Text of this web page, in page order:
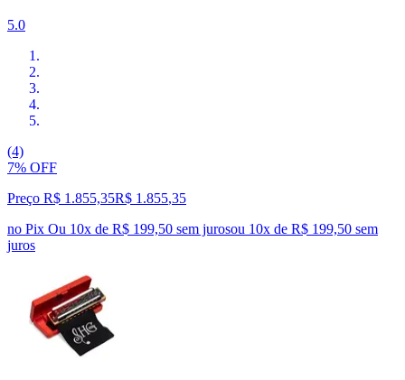
5.0
(4)
7% OFF
Preço R$ 1.855,35R$ 1.855,35
no Pix Ou 10x de R$ 199,50 sem jurosou 10x de R$ 199,50 sem
juros